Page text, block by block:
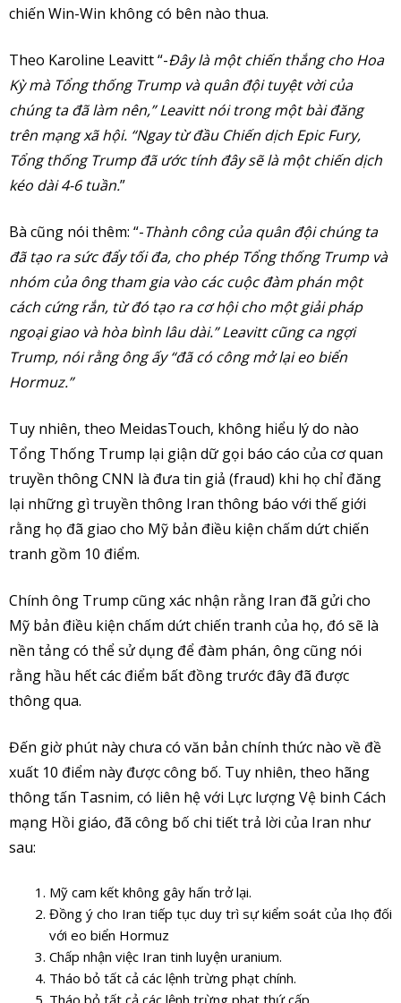
chiến Win-Win không có bên nào thua.
Theo Karoline Leavitt “-Đây là một chiến thắng cho Hoa
Kỳ mà Tổng thống Trump và quân đội tuyệt vời của
chúng ta đã làm nên,” Leavitt nói trong một bài đăng
trên mạng xã hội. “Ngay từ đầu Chiến dịch Epic Fury,
Tổng thống Trump đã ước tính đây sẽ là một chiến dịch
kéo dài 4-6 tuần.”
Bà cũng nói thêm: “-Thành công của quân đội chúng ta
đã tạo ra sức đẩy tối đa, cho phép Tổng thống Trump và
nhóm của ông tham gia vào các cuộc đàm phán một
cách cứng rắn, từ đó tạo ra cơ hội cho một giải pháp
ngoại giao và hòa bình lâu dài.” Leavitt cũng ca ngợi
Trump, nói rằng ông ấy “đã có công mở lại eo biển
Hormuz.”
Tuy nhiên, theo MeidasTouch, không hiểu lý do nào
Tổng Thống Trump lại giận dữ gọi báo cáo của cơ quan
truyền thông CNN là đưa tin giả (fraud) khi họ chỉ đăng
lại những gì truyền thông Iran thông báo với thế giới
rằng họ đã giao cho Mỹ bản điều kiện chấm dứt chiến
tranh gồm 10 điểm.
Chính ông Trump cũng xác nhận rằng Iran đã gửi cho
Mỹ bản điều kiện chấm dứt chiến tranh của họ, đó sẽ là
nền tảng có thể sử dụng để đàm phán, ông cũng nói
rằng hầu hết các điểm bất đồng trước đây đã được
thông qua.
Đến giờ phút này chưa có văn bản chính thức nào về đề
xuất 10 điểm này được công bố. Tuy nhiên, theo hãng
thông tấn Tasnim, có liên hệ với Lực lượng Vệ binh Cách
mạng Hồi giáo, đã công bố chi tiết trả lời của Iran như
sau:
Mỹ cam kết không gây hấn trở lại.
Đồng ý cho Iran tiếp tục duy trì sự kiểm soát của Ihọ đối
với eo biển Hormuz
Chấp nhận việc Iran tinh luyện uranium.
Tháo bỏ tất cả các lệnh trừng phạt chính.